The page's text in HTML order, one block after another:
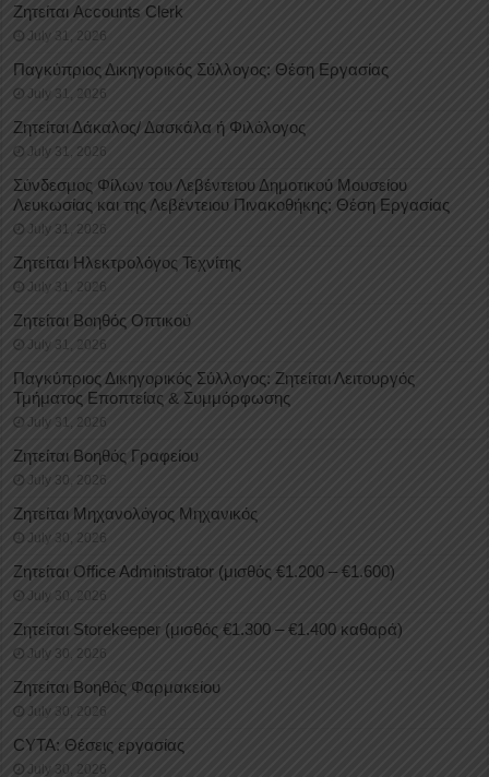
Ζητείται Accounts Clerk
July 31, 2026
Παγκύπριος Δικηγορικός Σύλλογος: Θέση Εργασίας
July 31, 2026
Ζητείται Δάκαλος/ Δασκάλα ή Φιλόλογος
July 31, 2026
Σύνδεσμος Φίλων του Λεβέντειου Δημοτικού Μουσείου
Λευκωσίας και της Λεβέντειου Πινακοθήκης: Θέση Εργασίας
July 31, 2026
Ζητείται Ηλεκτρολόγος Τεχνίτης
July 31, 2026
Ζητείται Βοηθός Οπτικού
July 31, 2026
Παγκύπριος Δικηγορικός Σύλλογος: Ζητείται Λειτουργός
Τμήματος Εποπτείας & Συμμόρφωσης
July 31, 2026
Ζητείται Βοηθός Γραφείου
July 30, 2026
Ζητείται Μηχανολόγος Μηχανικός
July 30, 2026
Ζητείται Office Administrator (μισθός €1.200 – €1.600)
July 30, 2026
Ζητείται Storekeeper (μισθός €1.300 – €1.400 καθαρά)
July 30, 2026
Ζητείται Βοηθός Φαρμακείου
July 30, 2026
CYTA: Θέσεις εργασίας
July 30, 2026